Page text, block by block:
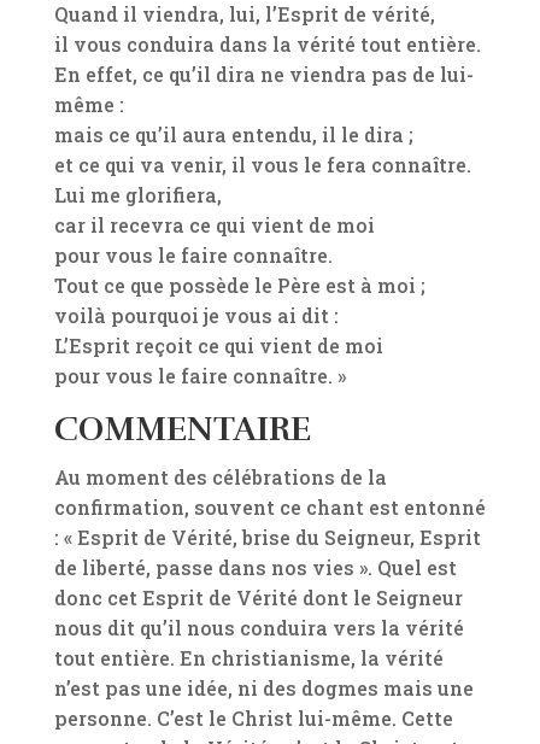
Quand il viendra, lui, l’Esprit de vérité,
il vous conduira dans la vérité tout entière.
En effet, ce qu’il dira ne viendra pas de lui-
même :
mais ce qu’il aura entendu, il le dira ;
et ce qui va venir, il vous le fera connaître.
Lui me glorifiera,
car il recevra ce qui vient de moi
pour vous le faire connaître.
Tout ce que possède le Père est à moi ;
voilà pourquoi je vous ai dit :
L’Esprit reçoit ce qui vient de moi
pour vous le faire connaître. »
COMMENTAIRE
Au moment des célébrations de la
confirmation, souvent ce chant est entonné
: « Esprit de Vérité, brise du Seigneur, Esprit
de liberté, passe dans nos vies ». Quel est
donc cet Esprit de Vérité dont le Seigneur
nous dit qu’il nous conduira vers la vérité
tout entière. En christianisme, la vérité
n’est pas une idée, ni des dogmes mais une
personne. C’est le Christ lui-même. Cette